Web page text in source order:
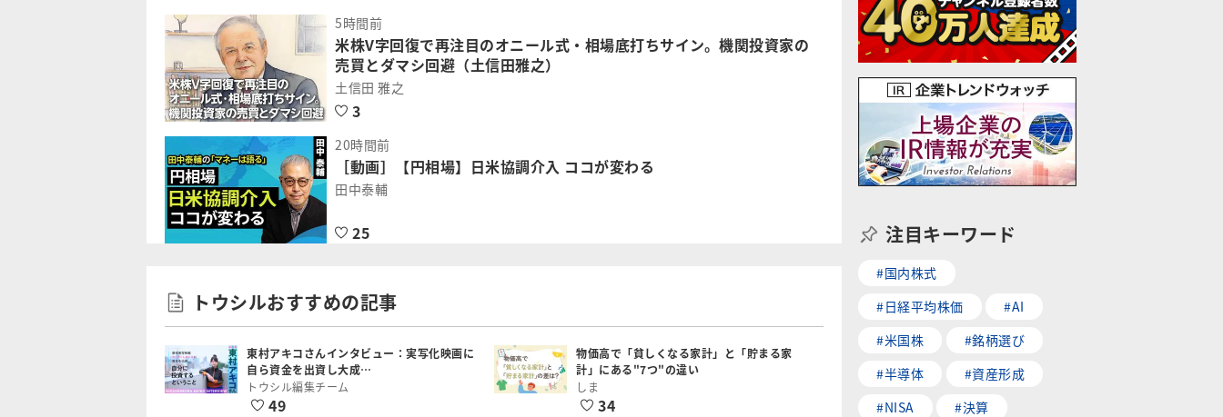
5時間前
米株V字回復で再注目のオニール式・相場底打ちサイン。機関投資家の
売買とダマシ回避（土信田雅之）
土信田 雅之
3
20時間前
［動画］【円相場】日米協調介入 ココが変わる
田中泰輔
25
トウシルおすすめの記事
東村アキコさんインタビュー：実写化映画に
自ら資金を出資し大成…
トウシル編集チーム
49
物価高で「貧しくなる家計」と「貯まる家
計」にある"7つ"の違い
しま
34
注目キーワード
#国内株式
#日経平均株価
#AI
#米国株
#銘柄選び
#半導体
#資産形成
#NISA
#決算